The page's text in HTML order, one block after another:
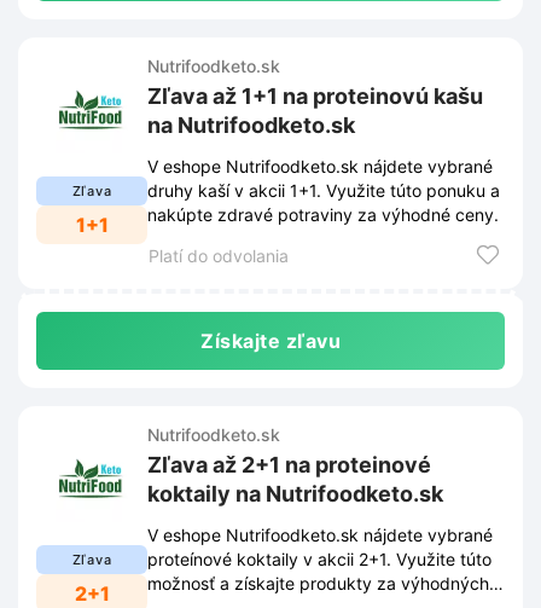
Zľava
1+1
Nutrifoodketo.sk
Zľava až 1+1 na proteinovú kašu
na Nutrifoodketo.sk
V eshope Nutrifoodketo.sk nájdete vybrané
druhy kaší v akcii 1+1. Využite túto ponuku a
nakúpte zdravé potraviny za výhodné ceny.
Platí do odvolania
Získajte zľavu
Zľava
2+1
Nutrifoodketo.sk
Zľava až 2+1 na proteinové
koktaily na Nutrifoodketo.sk
V eshope Nutrifoodketo.sk nájdete vybrané
proteínové koktaily v akcii 2+1. Využite túto
možnosť a získajte produkty za výhodných